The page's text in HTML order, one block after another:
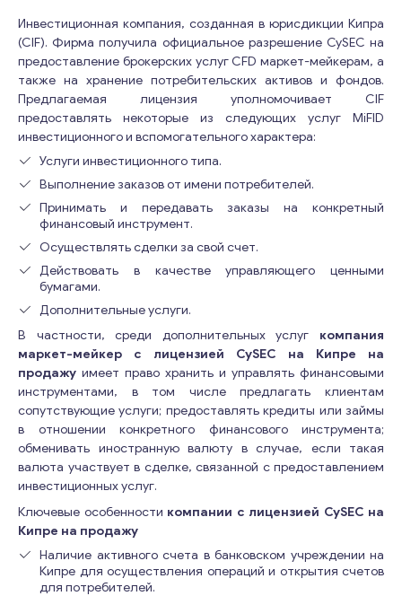
Инвестиционная компания, созданная в юрисдикции Кипра
(CIF). Фирма получила официальное разрешение CySEC на
предоставление брокерских услуг CFD маркет-мейкерам, а
также на хранение потребительских активов и фондов.
Предлагаемая лицензия уполномочивает CIF
предоставлять некоторые из следующих услуг MiFID
инвестиционного и вспомогательного характера:
Услуги инвестиционного типа.
Выполнение заказов от имени потребителей.
Принимать и передавать заказы на конкретный
финансовый инструмент.
Осуществлять сделки за свой счет.
Действовать в качестве управляющего ценными
бумагами.
Дополнительные услуги.
В частности, среди дополнительных услуг компания
маркет-мейкер с лицензией
CySEC на Кипре на
продажу имеет право хранить и управлять финансовыми
инструментами, в том числе предлагать клиентам
сопутствующие услуги; предоставлять кредиты или займы
в отношении конкретного финансового инструмента;
обменивать иностранную валюту в случае, если такая
валюта участвует в сделке, связанной с предоставлением
инвестиционных услуг.
Ключевые особенности компании с лицензией CySEC на
Кипре на продажу
Наличие активного счета в банковском учреждении на
Кипре для осуществления операций и открытия счетов
для потребителей.